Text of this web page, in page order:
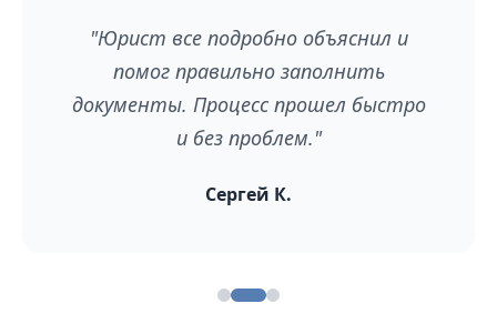
"Юрист все подробно объяснил и
помог правильно заполнить
документы. Процесс прошел быстро
и без проблем."
Сергей К.